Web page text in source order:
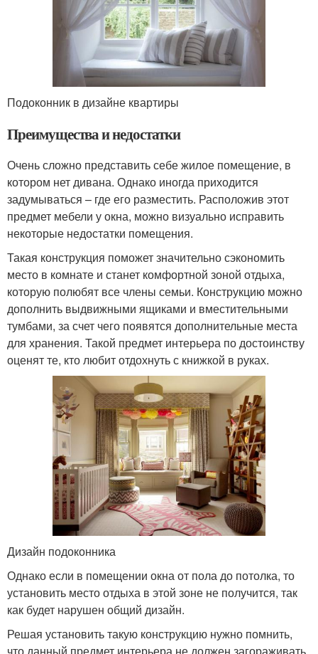
Подоконник в дизайне квартиры
Преимущества и недостатки
Очень сложно представить себе жилое помещение, в
котором нет дивана. Однако иногда приходится
задумываться – где его разместить. Расположив этот
предмет мебели у окна, можно визуально исправить
некоторые недостатки помещения.
Такая конструкция поможет значительно сэкономить
место в комнате и станет комфортной зоной отдыха,
которую полюбят все члены семьи. Конструкцию можно
дополнить выдвижными ящиками и вместительными
тумбами, за счет чего появятся дополнительные места
для хранения. Такой предмет интерьера по достоинству
оценят те, кто любит отдохнуть с книжкой в руках.
Дизайн подоконника
Однако если в помещении окна от пола до потолка, то
установить место отдыха в этой зоне не получится, так
как будет нарушен общий дизайн.
Решая установить такую конструкцию нужно помнить,